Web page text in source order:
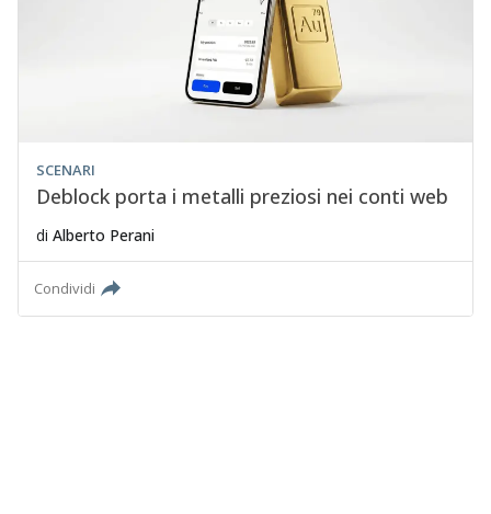
SCENARI
Deblock porta i metalli preziosi nei conti web
di Alberto Perani
Condividi